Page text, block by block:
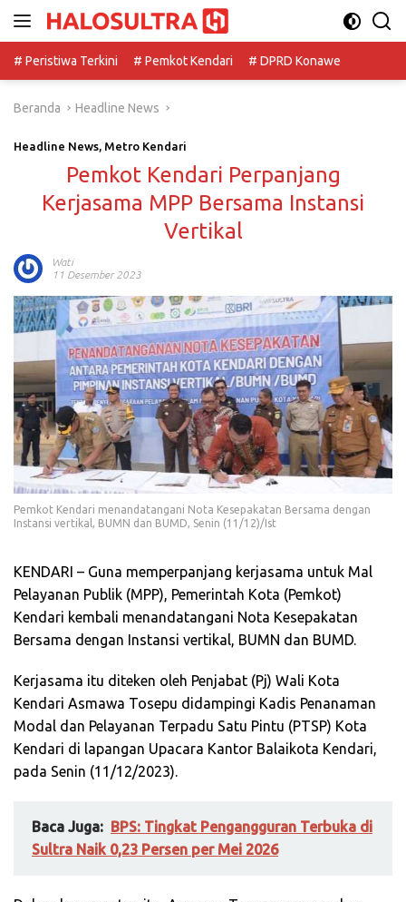
# Peristiwa Terkini
# Pemkot Kendari # DPRD Konawe
Beranda Headline News
Headline News, Metro Kendari
Pemkot Kendari Perpanjang
Kerjasama MPP Bersama Instansi
Vertikal
Wati
11 Desember 2023
Pemkot Kendari menandatangani Nota Kesepakatan Bersama dengan
Instansi vertikal, BUMN dan BUMD, Senin (11/12)/Ist
KENDARI – Guna memperpanjang kerjasama untuk Mal
Pelayanan Publik (MPP), Pemerintah Kota (Pemkot)
Kendari kembali menandatangani Nota Kesepakatan
Bersama dengan Instansi vertikal, BUMN dan BUMD.
Kerjasama itu diteken oleh Penjabat (Pj) Wali Kota
Kendari Asmawa Tosepu didampingi Kadis Penanaman
Modal dan Pelayanan Terpadu Satu Pintu (PTSP) Kota
Kendari di lapangan Upacara Kantor Balaikota Kendari,
pada Senin (11/12/2023).
Baca Juga: BPS: Tingkat Pengangguran Terbuka di
Sultra Naik 0,23 Persen per Mei 2026